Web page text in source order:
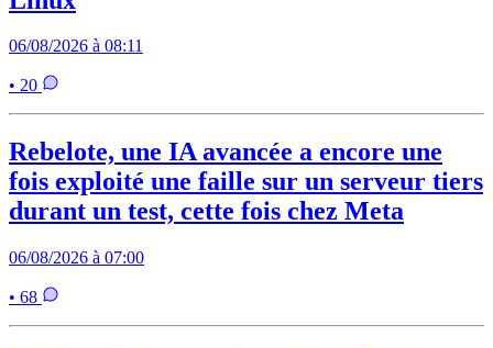
06/08/2026 à 08:11
• 20
Rebelote, une IA avancée a encore une
fois exploité une faille sur un serveur tiers
durant un test, cette fois chez Meta
06/08/2026 à 07:00
• 68